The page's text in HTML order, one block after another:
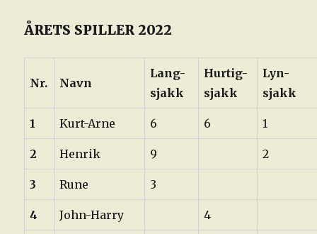
ÅRETS SPILLER 2022
Nr. Navn
Lang-
sjakk
Hurtig-
sjakk
Lyn-
sjakk
1 Kurt-Arne 6 6 1
2 Henrik 9 2
3 Rune 3
4 John-Harry 4